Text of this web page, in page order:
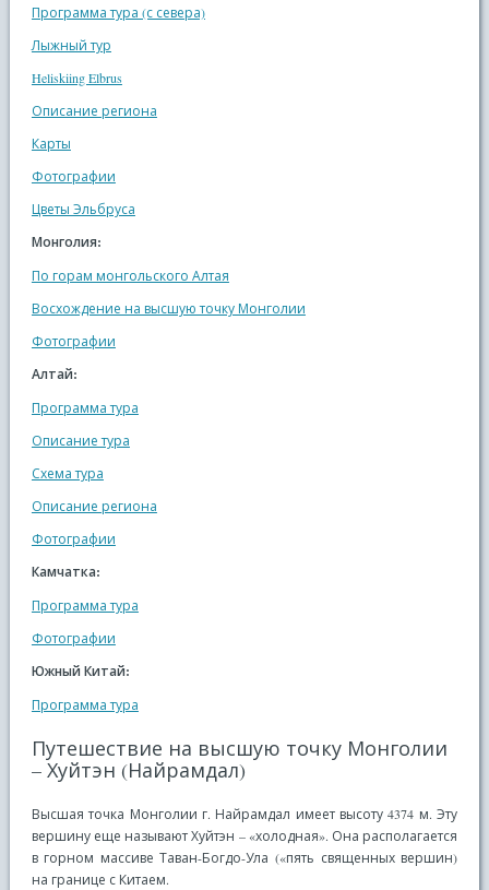
Программа тура (с севера)
Лыжный тур
Heliskiing Elbrus
Описание региона
Карты
Фотографии
Цветы Эльбруса
Монголия:
По горам монгольского Алтая
Восхождение на высшую точку Монголии
Фотографии
Алтай:
Программа тура
Описание тура
Схема тура
Описание региона
Фотографии
Камчатка:
Программа тура
Фотографии
Южный Китай:
Программа тура
Путешествие на высшую точку Монголии
– Хуйтэн (Найрамдал)
Высшая точка Монголии г. Найрамдал имеет высоту 4374 м. Эту
вершину еще называют Хуйтэн – «холодная». Она располагается
в горном массиве Таван-Богдо-Ула («пять священных вершин)
на границе с Китаем.